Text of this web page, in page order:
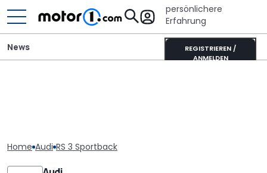
persönlichere
Erfahrung
REGISTRIEREN /
ANMELDEN
News
Home Audi RS 3 Sportback